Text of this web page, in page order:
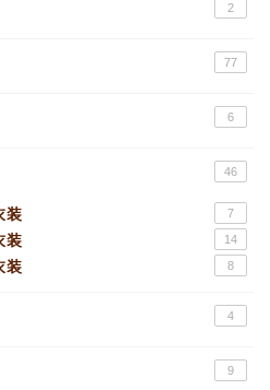
2
77
6
46
装 7
装 14
装 8
4
9